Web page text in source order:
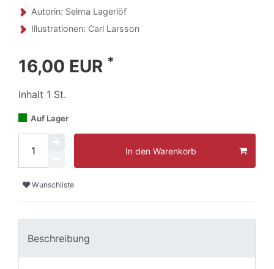
Autorin: Selma Lagerlöf
Illustrationen: Carl Larsson
16,00 EUR *
Inhalt 1 St.
Auf Lager
In den Warenkorb
Wunschliste
Beschreibung